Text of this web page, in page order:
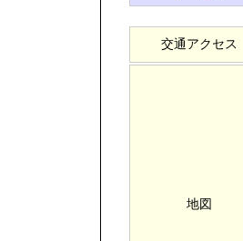
交通アクセス
地図